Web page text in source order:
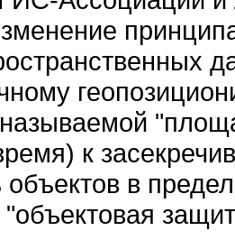
к
в